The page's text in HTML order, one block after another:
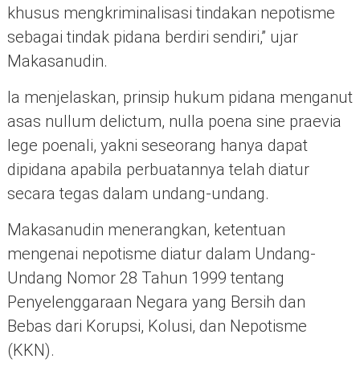
khusus mengkriminalisasi tindakan nepotisme
sebagai tindak pidana berdiri sendiri,” ujar
Makasanudin.
Ia menjelaskan, prinsip hukum pidana menganut
asas nullum delictum, nulla poena sine praevia
lege poenali, yakni seseorang hanya dapat
dipidana apabila perbuatannya telah diatur
secara tegas dalam undang-undang.
Makasanudin menerangkan, ketentuan
mengenai nepotisme diatur dalam Undang-
Undang Nomor 28 Tahun 1999 tentang
Penyelenggaraan Negara yang Bersih dan
Bebas dari Korupsi, Kolusi, dan Nepotisme
(KKN).